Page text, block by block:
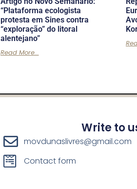
“Plataforma ecologista
protesta em Sines contra
“exploração” do litoral
alentejano”
Read More...
Write to
movdunaslivres@gmail.com
Contact form